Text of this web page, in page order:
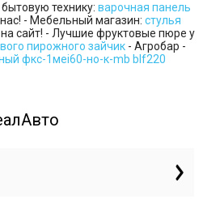
технику: варочная панель
нас! - Мебельный магазин: стулья
сайт! - Лучшие фруктовые пюре у
пирожного зайчик- Агробар -
фкс-1мei60-но-к-mb blf220